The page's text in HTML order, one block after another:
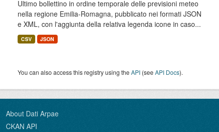
Ultimo bollettino in ordine temporale delle previsioni meteo
nella regione Emilia-Romagna, pubblicato nei formati JSON
e XML, con l'aggiunta della relativa legenda icone in caso...
CSV JSON
You can also access this registry using theAPI (seeAPI Docs).
About Dati Arpae
CKAN API